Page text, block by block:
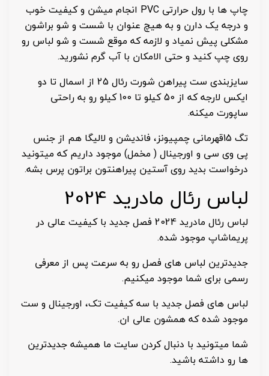
چاپ ها با رول حرارتی PVC انجام میشن و کیفیت خوب
و درجه یک دارن و به هیچ عنوان با شست و شو براشون
مشکلی پیش نمیاد و لازمه که موقع شست و شو لباس رو
روی چپ کنید و حتی الامکان با آب گرم نشورید.
سایزبندی ست پیراهن شورت رئال 25 از اسمال تا دو
ایکس لارجه که از 50 کیلو تا 100 کیلو رو به راحتی
ساپورت میکنه.
تگ 15قهرمانی چمپیونز، فاندیشن و لالیگا هم از جنس
پی وی سی و اورجینال ( مخمل) موجود داریم که میتونید
درخواست بدید روی آستین پیراهنتون براتون پرس بشه.
لباس رئال مادرید 2024
لباس رئال مادرید 2024 فصل جدید با کیفیت عالی در
پریماشاپ موجود شده.
جدیدترین لباس های فصل رو به سرعت پس از معرفی
رسمی برای شما موجود میکنیم.
لباس های فصل جدید با سه کیفیت تک، اورجینال و ست
موجود شده که همشون عالی ان.
شما میتونید با دنبال کردن سایت ما همیشه جدیدترین
ها رو داشته باشید.